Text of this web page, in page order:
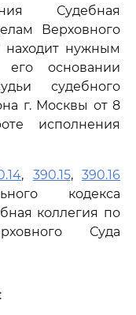
Судебная
Верховного
находит нужным
основании
судебного
г. Москвы от 8
исполнения
, 390.15, 390.16
кодекса
коллегия по
Суда